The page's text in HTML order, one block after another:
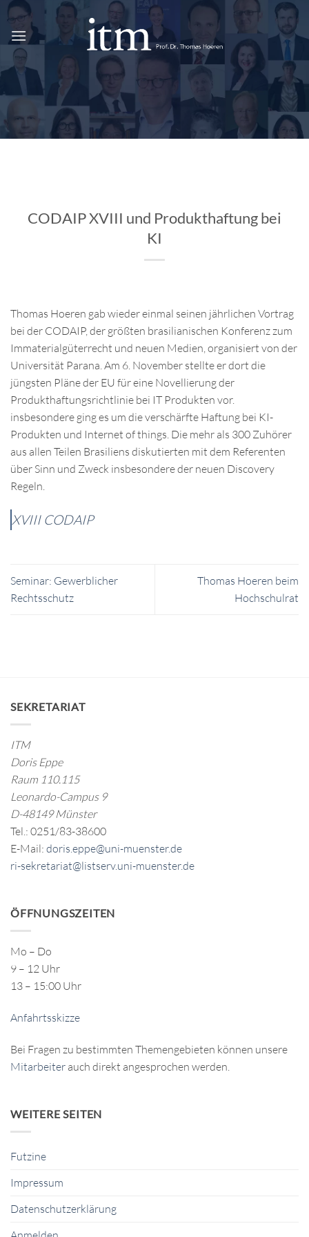
Zum
springen
CODAIP XVIII und Produkthaftung bei
KI
Thomas Hoeren gab wieder einmal seinen jährlichen Vortrag
bei der CODAIP, der größten brasilianischen Konferenz zum
Immaterialgüterrecht und neuen Medien, organisiert von der
Universität Parana. Am 6. November stellte er dort die
jüngsten Pläne der EU für eine Novellierung der
Produkthaftungsrichtlinie bei IT Produkten vor.
insbesondere ging es um die verschärfte Haftung bei KI-
Produkten und Internet of things. Die mehr als 300 Zuhörer
aus allen Teilen Brasiliens diskutierten mit dem Referenten
über Sinn und Zweck insbesondere der neuen Discovery
Regeln.
XVIII CODAIP
Seminar: Gewerblicher
Rechtsschutz
Thomas Hoeren beim
Hochschulrat
SEKRETARIAT
ITM
Doris Eppe
Raum 110.115
Leonardo-Campus 9
D-48149 Münster
Tel.: 0251/83-38600
E-Mail: doris.eppe@uni-muenster.de
ri-sekretariat@listserv.uni-muenster.de
ÖFFNUNGSZEITEN
Mo – Do
9 – 12 Uhr
13 – 15:00 Uhr
Anfahrtsskizze
Bei Fragen zu bestimmten Themengebieten können unsere
Mitarbeiter auch direkt angesprochen werden.
WEITERE SEITEN
Futzine
Impressum
Datenschutzerklärung